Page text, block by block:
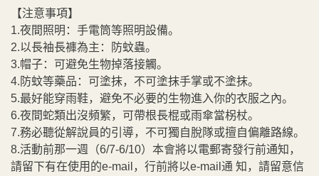
【注意事項】
1.夜間照明：手電筒等照明設備。
2.以長袖長褲為主：防蚊蟲。
3.帽子：可避免生物掉落接觸。
4.防蚊等藥品：可塗抹，不可塗抹手掌或不塗抹。
5.最好能穿雨鞋，避免不必要的生物進入你的衣服之內。
6.夜間蛇類出沒頻繁，可帶根長棍或雨傘當柺杖。
7.務必聽從解說員的引導，不可獨自脫隊或擅自偏離路線。
8.活動前那一週（6/7-6/10）本會將以電郵寄發行前通知，
請留下有在使用的e-mail，行前將以e-mail通 知，請留意信